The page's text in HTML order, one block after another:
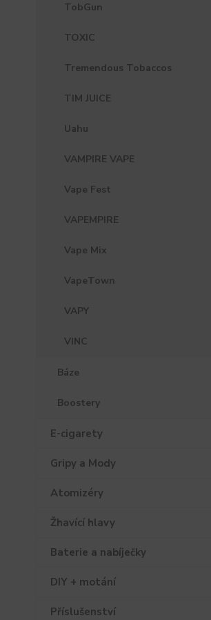
TobGun
TOXIC
Tremendous Tobaccos
TIM JUICE
Uahu
VAMPIRE VAPE
Vape Fest
VAPEMPIRE
Vape Mix
VapeTown
VAPY
VINC
Báze
Boostery
E-cigarety
Gripy a Mody
Atomizéry
Žhavící hlavy
Baterie a nabíječky
DIY + motání
Příslušenství